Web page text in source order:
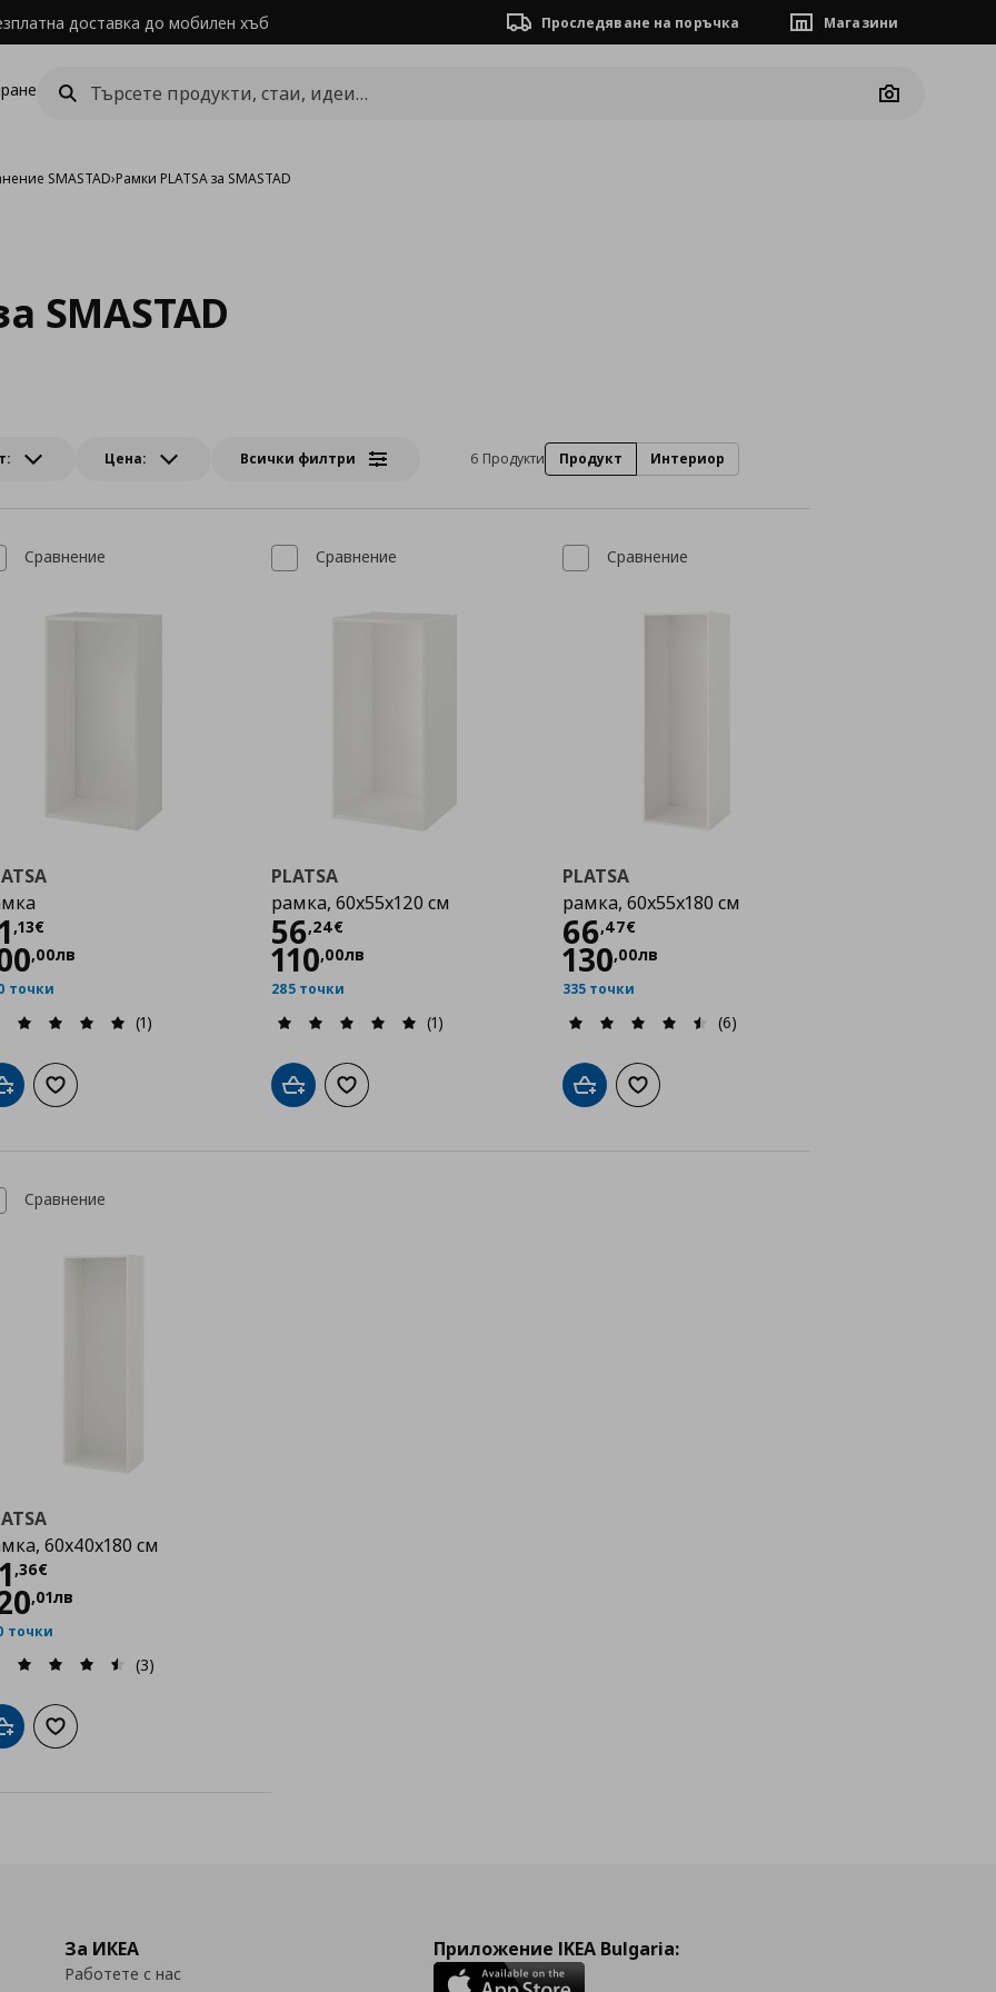
доставка до мобилен хъб Проследяване на поръчка Магазини
Camera
SMASTAD›Рамки PLATSA за SMASTAD
SMASTAD
Цена: Всички филтри 6 Продукти Продукт Интериор
Сравнение
,13€
,00лв
точки
(1)
Добави в кошницата
Добави към списъка с любими
Сравнение
PLATSA
рамка, 60x55x120 см
56,24€
Цена
110,00лв
285 точки
(1)
Добави в кошницата
Добави към списъка с любими
Сравнение
PLATSA
рамка, 60x55x180 см
66,47€
Цена
130,00лв
335 точки
(6)
Добави в кошницата
Добави към списъка с любими
Сравнение
60x40x180 см
,36€
,01лв
точки
(3)
Добави в кошницата
Добави към списъка с любими
За ИКЕА
Работете с нас
Приложение IKEA Bulgaria: